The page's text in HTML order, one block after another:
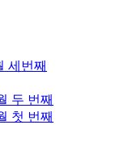
세번째
두 번째
첫 번째